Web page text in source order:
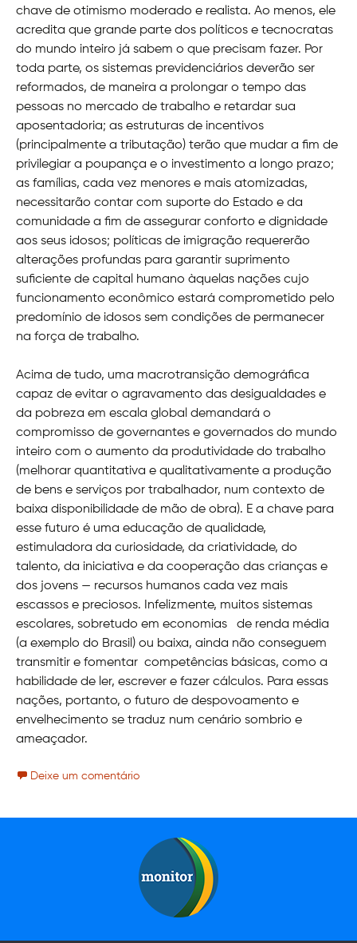
chave de otimismo moderado e realista. Ao menos, ele
acredita que grande parte dos políticos e tecnocratas
do mundo inteiro já sabem o que precisam fazer. Por
toda parte, os sistemas previdenciários deverão ser
reformados, de maneira a prolongar o tempo das
pessoas no mercado de trabalho e retardar sua
aposentadoria; as estruturas de incentivos
(principalmente a tributação) terão que mudar a fim de
privilegiar a poupança e o investimento a longo prazo;
as famílias, cada vez menores e mais atomizadas,
necessitarão contar com suporte do Estado e da
comunidade a fim de assegurar conforto e dignidade
aos seus idosos; políticas de imigração requererão
alterações profundas para garantir suprimento
suficiente de capital humano àquelas nações cujo
funcionamento econômico estará comprometido pelo
predomínio de idosos sem condições de permanecer
na força de trabalho.
Acima de tudo, uma macrotransição demográfica
capaz de evitar o agravamento das desigualdades e
da pobreza em escala global demandará o
compromisso de governantes e governados do mundo
inteiro com o aumento da produtividade do trabalho
(melhorar quantitativa e qualitativamente a produção
de bens e serviços por trabalhador, num contexto de
baixa disponibilidade de mão de obra). E a chave para
esse futuro é uma educação de qualidade,
estimuladora da curiosidade, da criatividade, do
talento, da iniciativa e da cooperação das crianças e
dos jovens — recursos humanos cada vez mais
escassos e preciosos. Infelizmente, muitos sistemas
escolares, sobretudo em economias de renda média
(a exemplo do Brasil) ou baixa, ainda não conseguem
transmitir e fomentar competências básicas, como a
habilidade de ler, escrever e fazer cálculos. Para essas
nações, portanto, o futuro de despovoamento e
envelhecimento se traduz num cenário sombrio e
ameaçador.
Deixe um comentário